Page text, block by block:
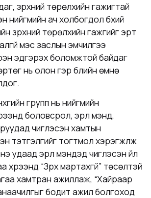
зүрхний төрөлхийн гажигтай
нийгмийн ач холбогдол бүхий
зүрхний төрөлхийн гажгийг эрт
мэс заслын эмчилгээ
эдгэрэх боломжтой байдаг
нь олон гэр бүлийн өмнө
групп нь нийгмийн
боловсрол, эрүүл мэнд,
чиглэсэн хамтын
тэтгэлгийг тогтмол хэрэгжүүлж
удаад эрүүл мэндэд чиглэсэн үйл
“Зүрх мартахгүй” төсөлтэй
хамтран ажиллаж, “Хайраар
бодит ажил болгоход